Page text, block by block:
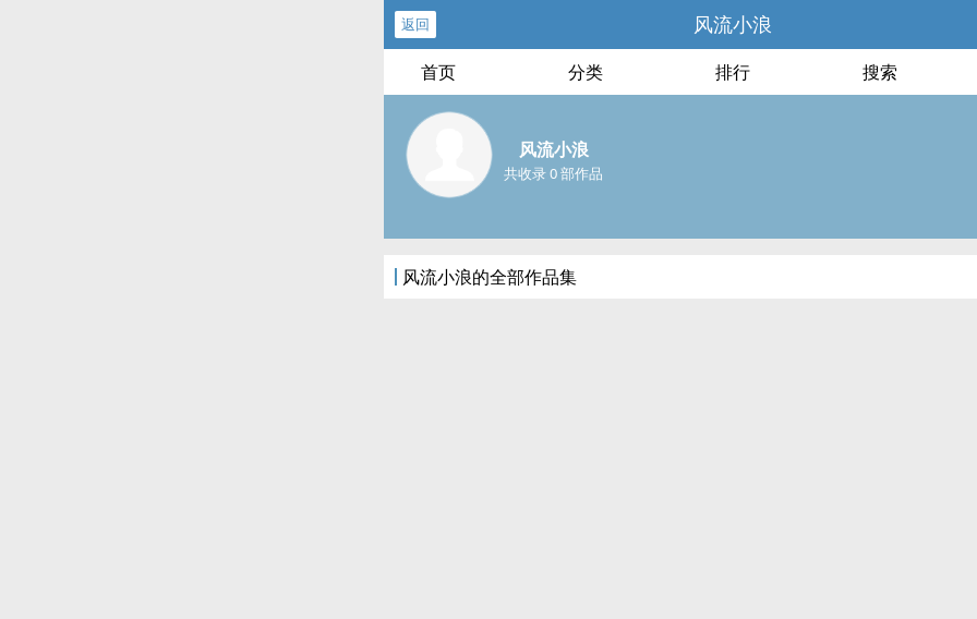
返回 风流小浪
首页 分类 排行 搜索
风流小浪
共收录 0 部作品
风流小浪的全部作品集